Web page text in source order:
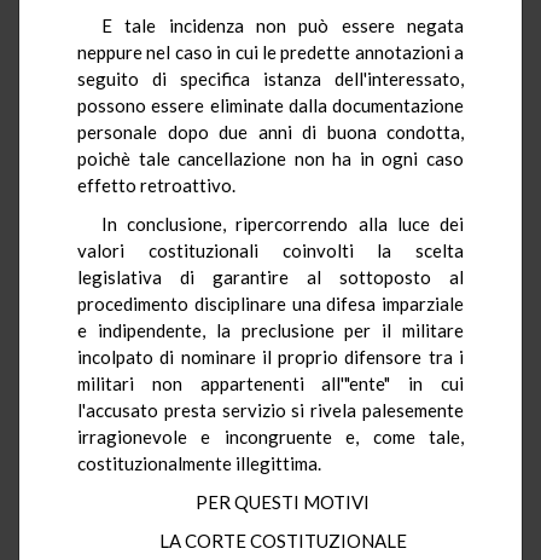
E tale incidenza non può essere negata
neppure nel caso in cui le predette annotazioni a
seguito di specifica istanza dell'interessato,
possono essere eliminate dalla documentazione
personale dopo due anni di buona condotta,
poichè tale cancellazione non ha in ogni caso
effetto retroattivo.
In conclusione, ripercorrendo alla luce dei
valori costituzionali coinvolti la scelta
legislativa di garantire al sottoposto al
procedimento disciplinare una difesa imparziale
e indipendente, la preclusione per il militare
incolpato di nominare il proprio difensore tra i
militari non appartenenti all'"ente" in cui
l'accusato presta servizio si rivela palesemente
irragionevole e incongruente e, come tale,
costituzionalmente illegittima.
PER QUESTI MOTIVI
LA CORTE COSTITUZIONALE